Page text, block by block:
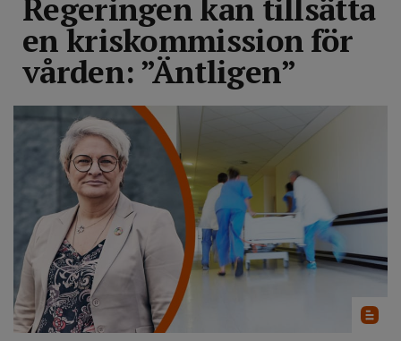
Regeringen kan tillsätta
en kriskommission för
vården: ”Äntligen”